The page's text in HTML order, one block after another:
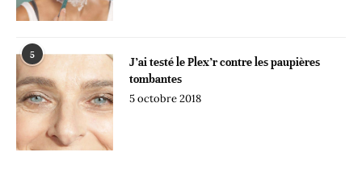
5
J’ai testé le Plex’r contre les paupières
tombantes
5 octobre 2018